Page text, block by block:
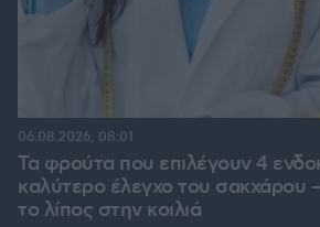
Τα φρούτα που επιλέγουν 4
καλύτερο έλεγχο του σακχάρου
το λίπος στην κοιλιά
06.08.2026, 08:01